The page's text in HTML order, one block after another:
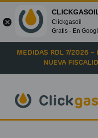
Skip to main content
MEDIDAS RDL 7/2026 –
NUEVA
Clickgasoil
Gratis - En